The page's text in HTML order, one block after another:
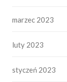
marzec 2023
luty 2023
styczeń 2023